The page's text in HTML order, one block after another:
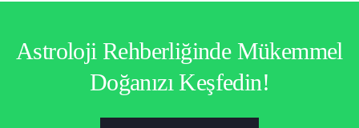
Astroloji Rehberliğinde Mükemmel
Doğanızı Keşfedin!